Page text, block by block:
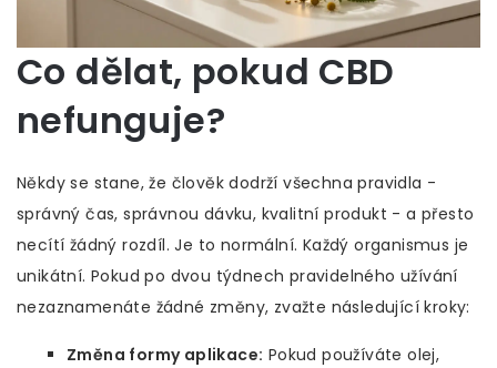
Co dělat, pokud CBD
nefunguje?
Někdy se stane, že člověk dodrží všechna pravidla -
správný čas, správnou dávku, kvalitní produkt - a přesto
necítí žádný rozdíl. Je to normální. Každý organismus je
unikátní. Pokud po dvou týdnech pravidelného užívání
nezaznamenáte žádné změny, zvažte následující kroky:
Změna formy aplikace: Pokud používáte olej,